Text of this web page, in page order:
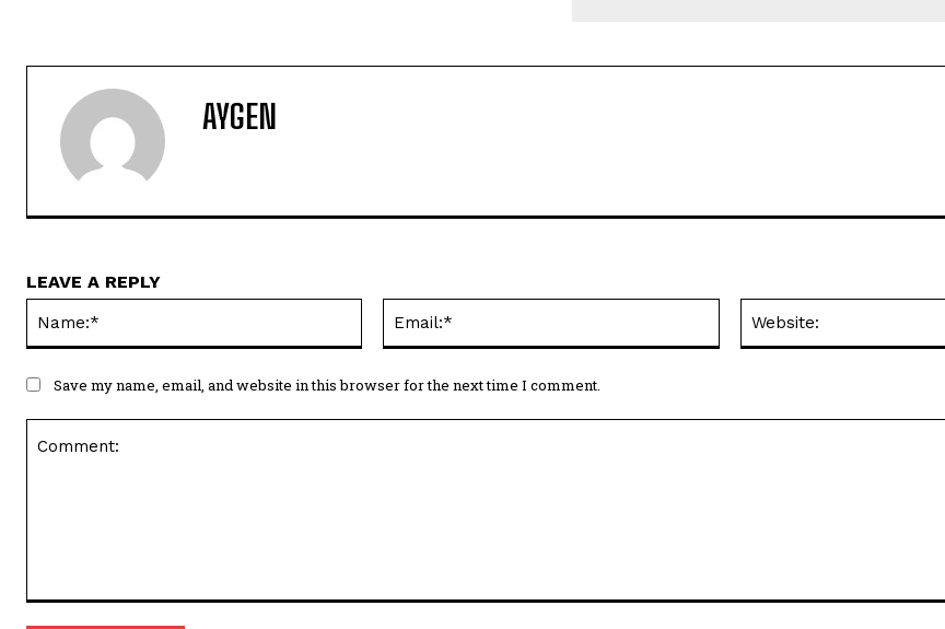
AYGEN
LEAVE A REPLY
Save my name, email, and website in this browser for the next time I comment.